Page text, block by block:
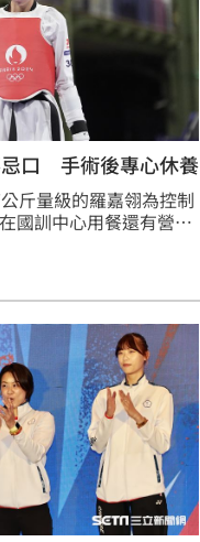
口 手術後專心休養
斤量級的羅嘉翎為控制
國訓中心用餐還有營養
不用再忌口。」